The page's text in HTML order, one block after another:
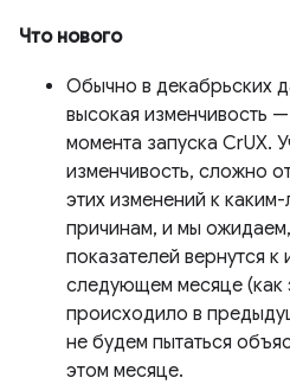
Что нового
Обычно в декабрьских
высокая изменчивость
момента запуска CrUX.
изменчивость, сложно
этих изменений к
причинам, и мы
показателей вернутся
следующем месяце (как
происходило в
не будем пытаться
этом месяце.